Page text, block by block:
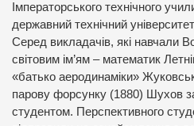
Імператорського технічного
державний технічний
Серед викладачів, які навчали
світовим ім’ям – математик
«батько аеродинаміки»
парову форсунку (1880) Шухов
студентом. Перспективного